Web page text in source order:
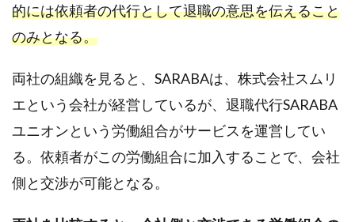
的には依頼者の代行として退職の意思を伝えること
のみとなる。
両社の組織を見ると、SARABAは、株式会社スムリ
エという会社が経営しているが、退職代行SARABA
ユニオンという労働組合がサービスを運営してい
る。依頼者がこの労働組合に加入することで、会社
側と交渉が可能となる。